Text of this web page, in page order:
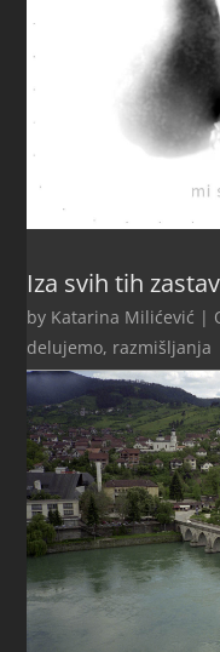
Iza svih tih
by Katarina Milićević |
delujemo, razmišljanja